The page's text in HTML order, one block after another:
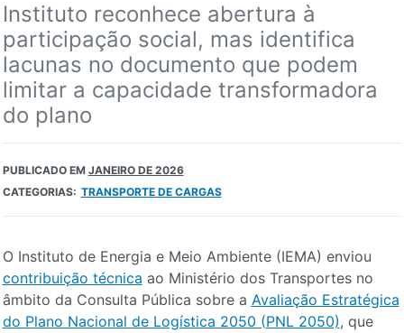
Instituto reconhece abertura à
participação social, mas identifica
lacunas no documento que podem
limitar a capacidade transformadora
do plano
PUBLICADO EM JANEIRO DE 2026
CATEGORIAS: TRANSPORTE DE CARGAS
O Instituto de Energia e Meio Ambiente (IEMA) enviou
contribuição técnica ao Ministério dos Transportes no
âmbito da Consulta Pública sobre a Avaliação Estratégica
do Plano Nacional de Logística 2050 (PNL 2050), que